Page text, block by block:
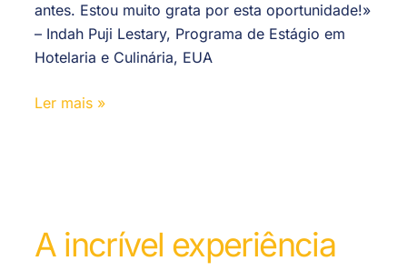
antes. Estou muito grata por esta oportunidade!»
– Indah Puji Lestary, Programa de Estágio em
Hotelaria e Culinária, EUA
Ler mais »
A incrível experiência